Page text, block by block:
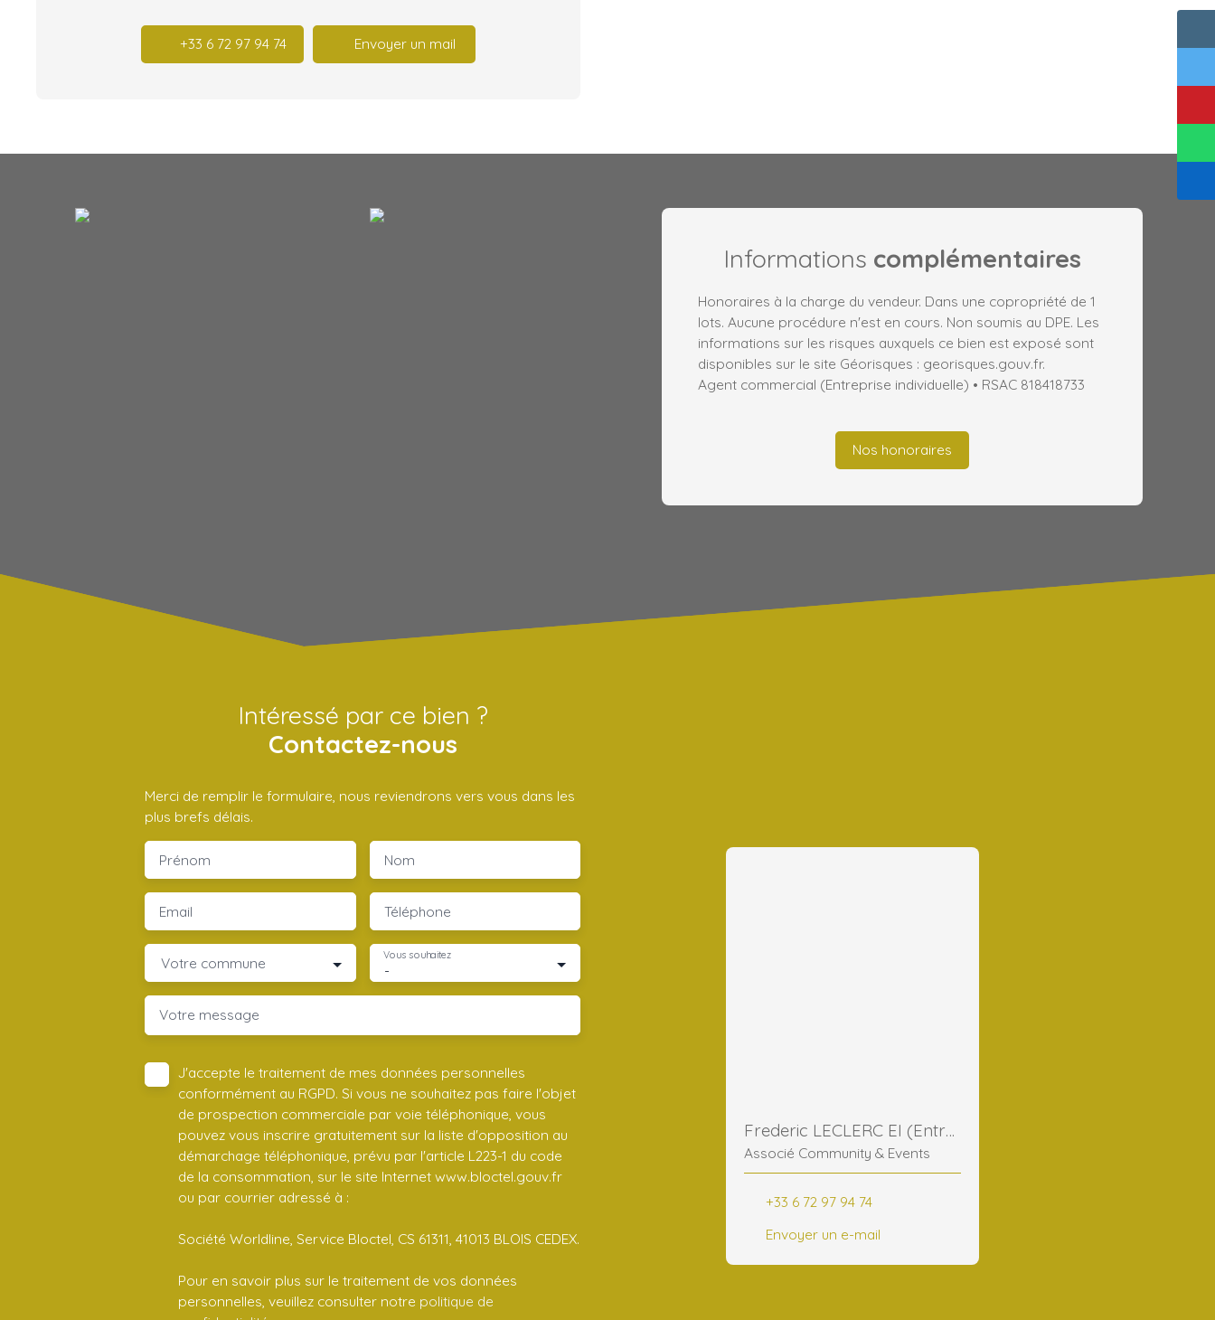
+33 6 72 97 94 74 Envoyer un mail
Informations complémentaires
Honoraires à la charge du vendeur. Dans une copropriété de 1
lots. Aucune procédure n'est en cours. Non soumis au DPE. Les
informations sur les risques auxquels ce bien est exposé sont
disponibles sur le site Géorisques : georisques.gouv.fr.
Agent commercial (Entreprise individuelle) • RSAC 818418733
Nos honoraires
Intéressé par ce bien ?
Contactez-nous
Merci de remplir le formulaire, nous reviendrons vers vous dans les
plus brefs délais.
Prénom Nom
Email Téléphone
Votre commune -
Vous souhaitez
Votre message
J'accepte le traitement de mes données personnelles
conformément au RGPD. Si vous ne souhaitez pas faire l'objet
de prospection commerciale par voie téléphonique, vous
pouvez vous inscrire gratuitement sur la liste d'opposition au
démarchage téléphonique, prévu par l'article L223-1 du code
de la consommation, sur le site Internet www.bloctel.gouv.fr
ou par courrier adressé à :
Société Worldline, Service Bloctel, CS 61311, 41013 BLOIS CEDEX.
Pour en savoir plus sur le traitement de vos données
personnelles, veuillez consulter notre politique de
Frederic LECLERC EI (Entreprise Individuelle)
Associé Community & Events
+33 6 72 97 94 74
Envoyer un e-mail